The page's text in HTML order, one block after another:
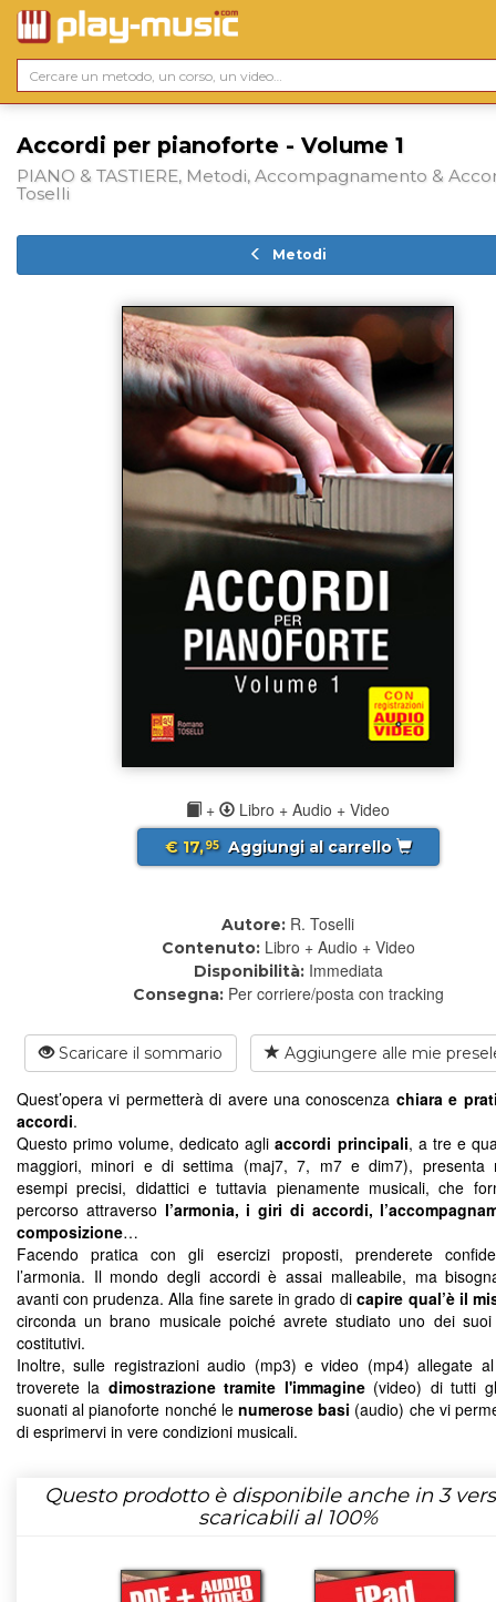
Accordi per pianoforte - Volume 1
PIANO & TASTIERE, Metodi, Accompagnamento &
Toselli
Metodi
+ Libro + Audio + Video
€ 17,95 Aggiungi al carrello
Autore: R. Toselli
Contenuto: Libro + Audio + Video
Disponibilità: Immediata
Consegna: Per corriere/posta con tracking
Scaricare il sommario Aggiungere alle mie
Quest’opera vi permetterà di avere una conoscenza chiara e
accordi.
Questo primo volume, dedicato agliaccordi principali, a tre e
maggiori, minori e di settima (maj7, 7, m7 e dim7), presenta
esempi precisi, didattici e tuttavia pienamente musicali, che
percorso attraverso l’armonia, i giri di accordi,
composizione…
Facendo pratica con gli esercizi proposti, prenderete
l’armonia. Il mondo degli accordi è assai malleabile, ma
avanti con prudenza. Alla fine sarete in grado dicapire qual’è il
circonda un brano musicale poiché avrete studiato uno dei suoi
costitutivi.
Inoltre, sulle registrazioni audio (mp3) e video (mp4) allegate
troverete la dimostrazione tramite l'immagine(video) di tutti
suonati al pianoforte nonché le numerose basi (audio) che vi
di esprimervi in vere condizioni musicali.
Questo prodotto è disponibile anche in 3
scaricabili al 100%